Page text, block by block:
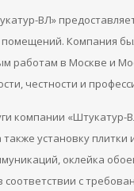
ВЛ»
Компания
работам в Москве и
честности и
компании
также установку
оклейка
с